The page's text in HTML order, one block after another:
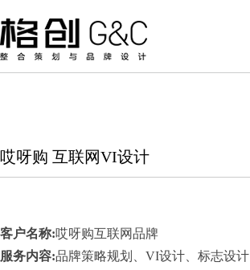
哎呀购 互联网VI设计
客户名称:哎呀购互联网品牌
服务内容:品牌策略规划、VI设计、标志设计